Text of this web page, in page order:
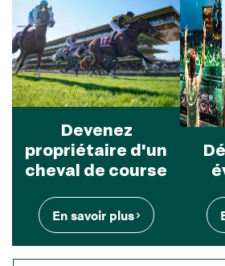
Devenez
propriétaire d'un
cheval de course
En savoir plus